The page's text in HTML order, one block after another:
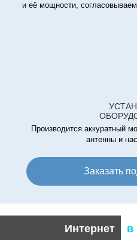
и её мощности,
Производится аккуратный
антенны и
Заказать
Интернет в